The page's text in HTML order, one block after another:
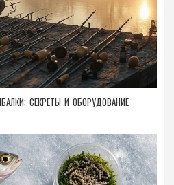
СЕКРЕТЫ И ОБОРУДОВАНИЕ